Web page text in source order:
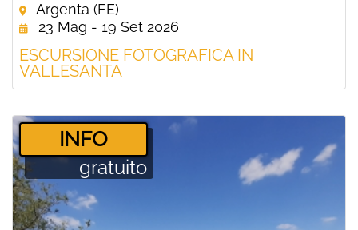
Argenta (FE)
23 Mag - 19 Set 2026
ESCURSIONE FOTOGRAFICA IN
VALLESANTA
­INFO
gratuito